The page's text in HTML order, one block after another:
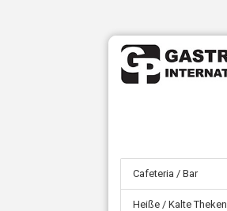
Cafeteria / Bar
Heiße / Kalte Theken